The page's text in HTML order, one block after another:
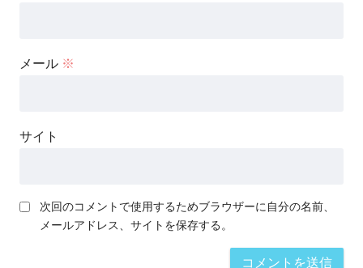
メール ※
サイト
次回のコメントで使用するためブラウザーに自分の名前、
メールアドレス、サイトを保存する。